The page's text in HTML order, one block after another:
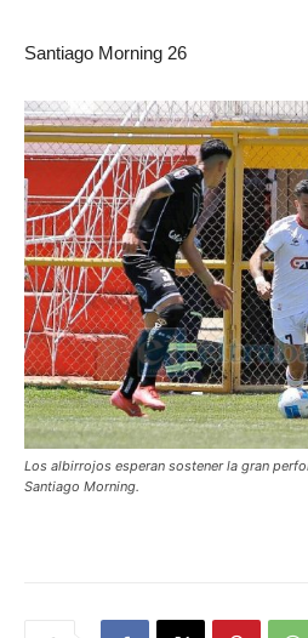
Santiago Morning 26
Los albirrojos esperan sostener la gran
Santiago Morning.